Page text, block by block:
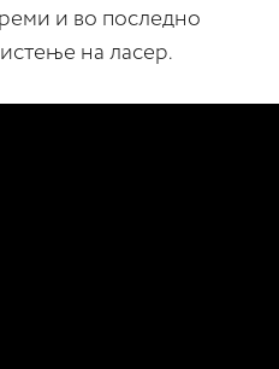
и во последно
на ласер.